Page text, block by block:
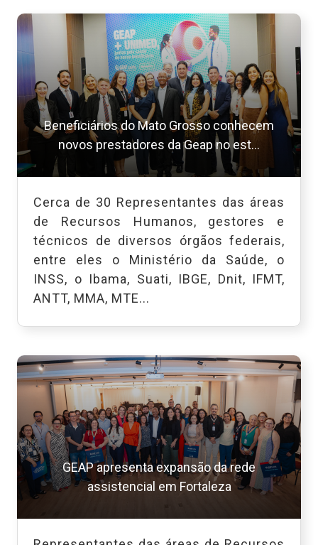
Beneficiários do Mato Grosso conhecem
novos prestadores da Geap no est...
Cerca de 30 Representantes das áreas
de Recursos Humanos, gestores e
técnicos de diversos órgãos federais,
entre eles o Ministério da Saúde, o
INSS, o Ibama, Suati, IBGE, Dnit, IFMT,
ANTT, MMA, MTE...
GEAP apresenta expansão da rede
assistencial em Fortaleza